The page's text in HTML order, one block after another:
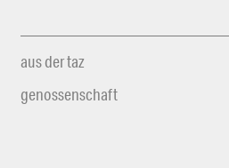
aus der taz
genossenschaft